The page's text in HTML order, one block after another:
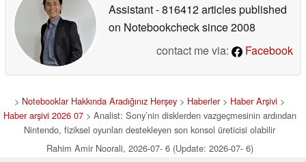
Assistant- 816412 articles published
on Notebookchecksince 2008
contact me via:
Facebook
> Notebooklar Hakkında Aradığınız Herşey > Haberler> Haber Arşivi >
Haber arşivi 2026 07> Analist: Sony’nin disklerden vazgeçmesinin ardından
Nintendo, fiziksel oyunları destekleyen son konsol üreticisi olabilir
Rahim Amir Noorali, 2026-07- 6 (Update: 2026-07- 6)